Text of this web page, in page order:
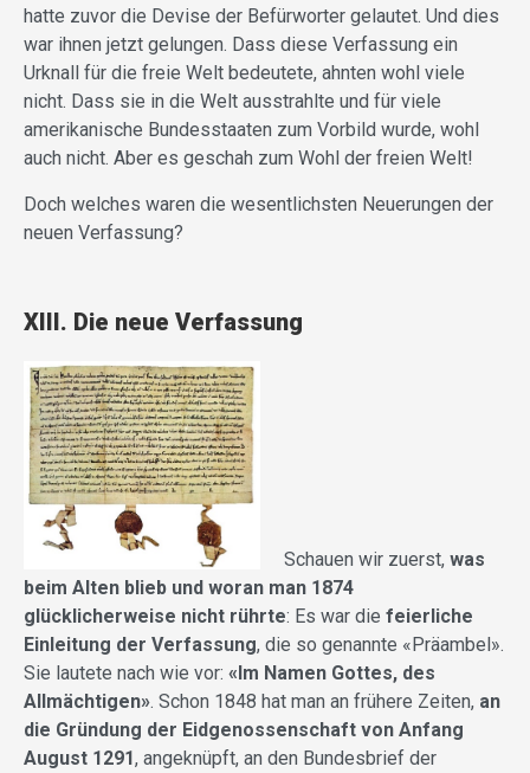
hatte zuvor die Devise der Befürworter gelautet. Und dies
war ihnen jetzt gelungen. Dass diese Verfassung ein
Urknall für die freie Welt bedeutete, ahnten wohl viele
nicht. Dass sie in die Welt ausstrahlte und für viele
amerikanische Bundesstaaten zum Vorbild wurde, wohl
auch nicht. Aber es geschah zum Wohl der freien Welt!
Doch welches waren die wesentlichsten Neuerungen der
neuen Verfassung?
XIII. Die neue Verfassung
Schauen wir zuerst, was
beim Alten blieb und woran man 1874
glücklicherweise nicht rührte: Es war die feierliche
Einleitung der Verfassung, die so genannte «Präambel».
Sie lautete nach wie vor: «Im Namen Gottes, des
Allmächtigen». Schon 1848 hat man an frühere Zeiten, an
die Gründung der Eidgenossenschaft von Anfang
August 1291, angeknüpft, an den Bundesbrief der